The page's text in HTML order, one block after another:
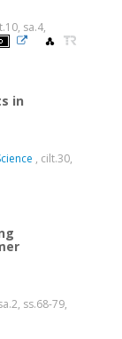
sa.4,
in
, cilt.30,
ss.68-79,